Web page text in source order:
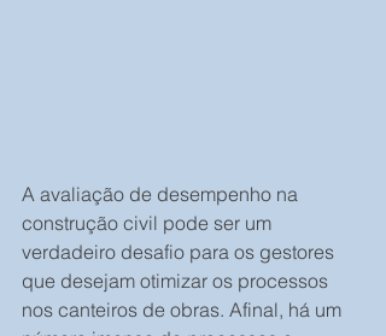
A avaliação de desempenho na
construção civil pode ser um
verdadeiro desafio para os gestores
que desejam otimizar os processos
nos canteiros de obras. Afinal, há um